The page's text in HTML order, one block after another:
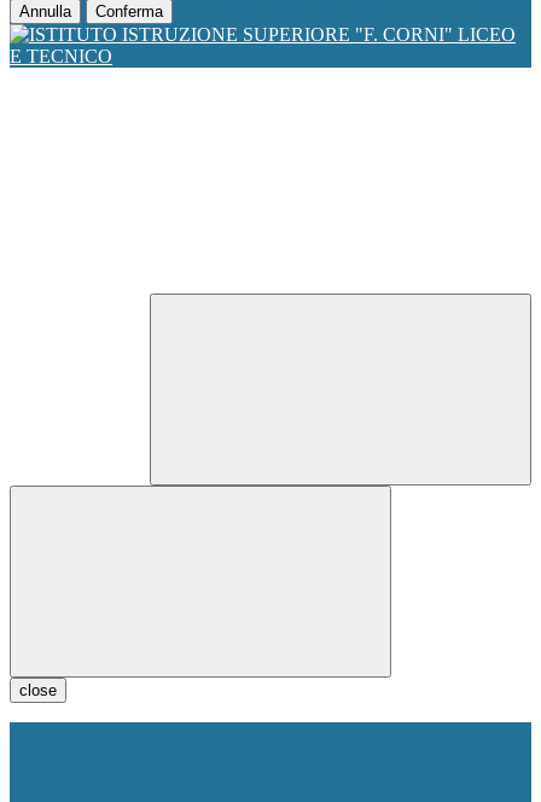
Annulla Conferma
close